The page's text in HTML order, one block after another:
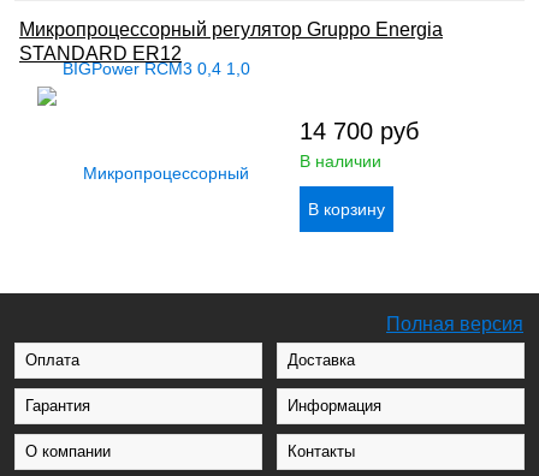
Микропроцессорный регулятор Gruppo Energia
STANDARD ER12
14 700 руб
В наличии
Полная версия
Оплата Доставка
Гарантия Информация
О компании Контакты